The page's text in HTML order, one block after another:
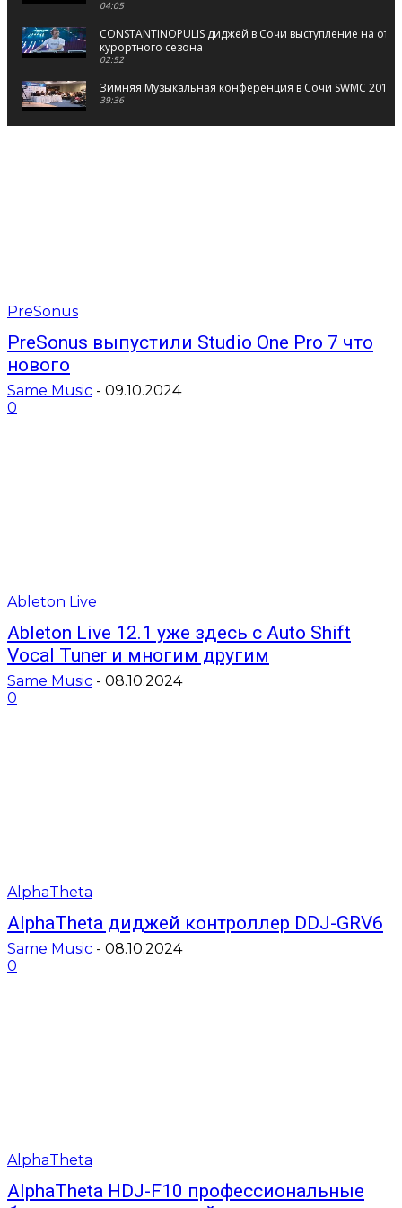
04:05
CONSTANTINOPULIS диджей в Сочи выступление на
курортного сезона
02:52
Зимняя Музыкальная конференция в Сочи SWMC 2010
39:36
PreSonus
PreSonus выпустили Studio One Pro 7 что
нового
Same Music - 09.10.2024
0
Ableton Live
Ableton Live 12.1 уже здесь с Auto Shift
Vocal Tuner и многим другим
Same Music - 08.10.2024
0
AlphaTheta
AlphaTheta диджей контроллер DDJ-GRV6
Same Music - 08.10.2024
0
AlphaTheta
AlphaTheta HDJ-F10 профессиональные